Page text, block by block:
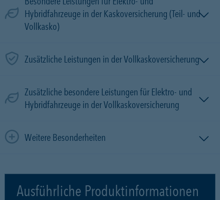
Hybridfahrzeuge in der Kaskoversicherung (Teil- und
Vollkasko)
Zusätzliche Leistungen in der Vollkaskoversicherung
Zusätzliche besondere Leistungen für Elektro- und
Hybridfahrzeuge in der Vollkaskoversicherung
Weitere Besonderheiten
Ausführliche Produktinformationen